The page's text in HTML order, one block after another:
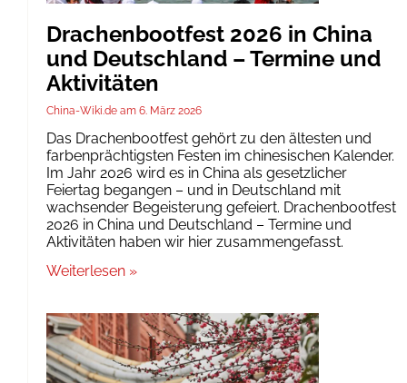
Drachenbootfest 2026 in China
und Deutschland – Termine und
Aktivitäten
China-Wiki.de 6. März 2026
Das Drachenbootfest gehört zu den ältesten und
farbenprächtigsten Festen im chinesischen Kalender.
Im Jahr 2026 wird es in China als gesetzlicher
Feiertag begangen – und in Deutschland mit
wachsender Begeisterung gefeiert. Drachenbootfest
2026 in China und Deutschland – Termine und
Aktivitäten haben wir hier zusammengefasst.
Weiterlesen »